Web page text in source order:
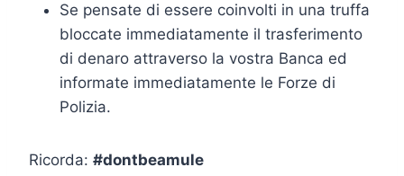
Se pensate di essere coinvolti in una truffa
bloccate immediatamente il trasferimento
di denaro attraverso la vostra Banca ed
informate immediatamente le Forze di
Polizia.
Ricorda: #dontbeamule